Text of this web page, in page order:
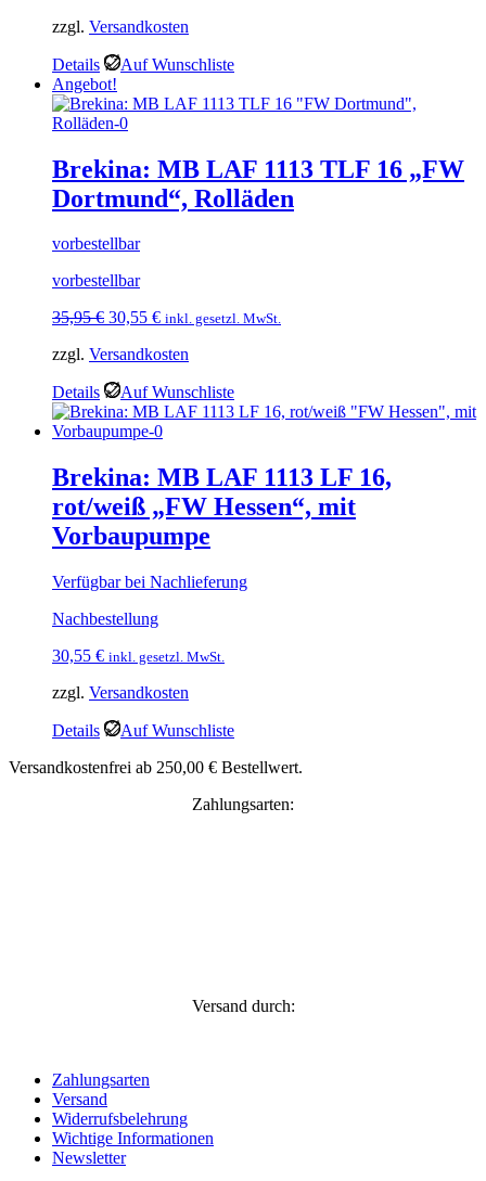
zzgl. Versandkosten
Details
Auf Wunschliste
Angebot!
Brekina: MB LAF 1113 TLF 16 „FW
Dortmund“, Rolläden
vorbestellbar
vorbestellbar
35,95€ Ursprünglicher
war:
30,55 €Aktueller
ist:
inkl. gesetzl. MwSt.
zzgl. Versandkosten
Details Auf Wunschliste
Brekina: MB LAF 1113 LF 16,
rot/weiß „FW Hessen“, mit
Vorbaupumpe
Verfügbar bei Nachlieferung
Nachbestellung
30,55 € inkl. gesetzl. MwSt.
zzgl. Versandkosten
Details
Auf Wunschliste
Versandkostenfrei ab 250,00 € Bestellwert.
Zahlungsarten:
Versand durch:
Zahlungsarten
Versand
Widerrufsbelehrung
Wichtige Informationen
Newsletter